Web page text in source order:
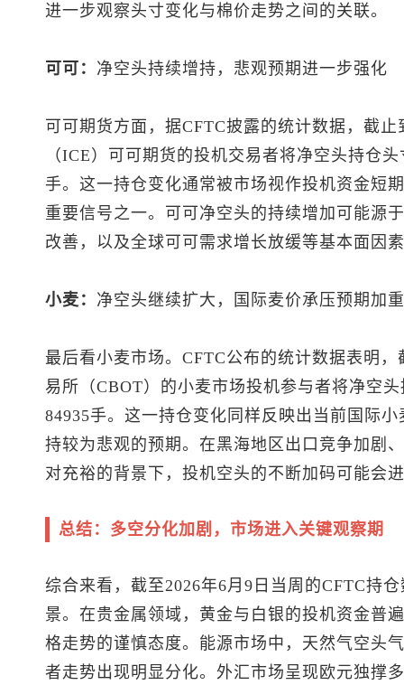
进一步观察头寸变化与棉价走势之间的关联。
可可： 净空头持续增持，悲观预期进一步强化
可可期货方面，据CFTC披露的统计数据，截
（ICE）可可期货的投机交易者将净空头持仓
手。这一持仓变化通常被市场视作投机资金短
重要信号之一。可可净空头的持续增加可能源
改善，以及全球可可需求增长放缓等基本面因
小麦： 净空头继续扩大，国际麦价承压预期加重
最后看小麦市场。CFTC公布的统计数据表明
易所（CBOT）的小麦市场投机参与者将净空
84935手。这一持仓变化同样反映出当前国际
持较为悲观的预期。在黑海地区出口竞争加剧
对充裕的背景下，投机空头的不断加码可能会
总结：多空分化加剧，市场进入关键观察期
综合来看，截至2026年6月9日当周的CFTC持
景。在贵金属领域，黄金与白银的投机资金普
格走势的谨慎态度。能源市场中，天然气空头
者走势出现明显分化。外汇市场呈现欧元独撑